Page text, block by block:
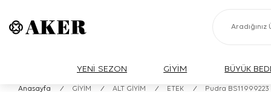
YENİ SEZON GİYİM BÜYÜK
Anasayfa / GİYİM / ALT GİYİM / ETEK / Pudra BS11999223